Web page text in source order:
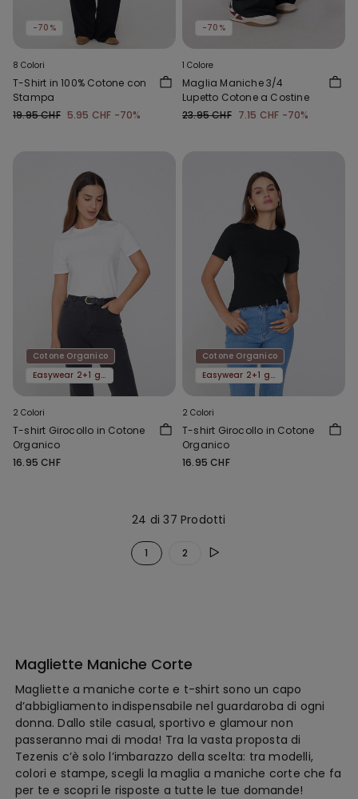
-70%
8 Colori
T-Shirt in 100% Cotone con
Stampa
19.95 CHF 5.95 CHF -70%
-70%
1 Colore
Maglia Maniche 3/4
Lupetto Cotone a Costine
23.95 CHF 7.15 CHF -70%
Cotone Organico
Easywear 2+1 gratis
2 Colori
T-shirt Girocollo in Cotone
Organico
16.95 CHF
Cotone Organico
Easywear 2+1 gratis
2 Colori
T-shirt Girocollo in Cotone
Organico
16.95 CHF
24 di 37 Prodotti
1 2
Magliette Maniche Corte
Magliette a maniche corte e t-shirt sono un capo
d’abbigliamento indispensabile nel guardaroba di ogni
donna. Dallo stile casual, sportivo e glamour non
passeranno mai di moda! Tra la vasta proposta di
Tezenis c’è solo l’imbarazzo della scelta: tra modelli,
colori e stampe, scegli la maglia a maniche corte che fa
per te e scopri le risposte a tutte le tue domande!